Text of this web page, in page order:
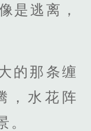
是逃离，
的那条缠
，水花阵
。